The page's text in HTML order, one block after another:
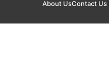
About UsContact Us